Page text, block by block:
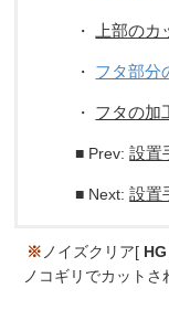
・ 上部の
・ フタ部分
・ フタの加
■ Prev:設置
■ Next:設置
※ ノイズクリア[ HG
ノコギリでカット